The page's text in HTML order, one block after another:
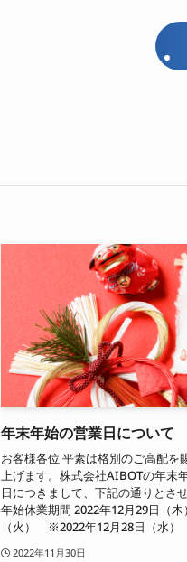
年末年始の営業日について
お客様各位 平素は格別のご高配を
上げます。株式会社AIBOTの年末
日につきまして、下記の通りとさ
年始休業期間 2022年12月29日（木
（火） ※2022年12月28日（水
2022年11月30日